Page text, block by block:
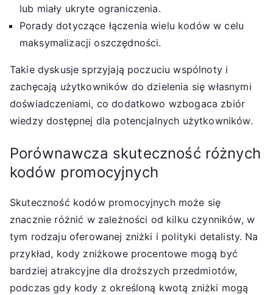
lub miały ukryte ograniczenia.
Porady dotyczące łączenia wielu kodów w celu
maksymalizacji oszczędności.
Takie dyskusje sprzyjają poczuciu wspólnoty i
zachęcają użytkowników do dzielenia się własnymi
doświadczeniami, co dodatkowo wzbogaca zbiór
wiedzy dostępnej dla potencjalnych użytkowników.
Porównawcza skuteczność różnych
kodów promocyjnych
Skuteczność kodów promocyjnych może się
znacznie różnić w zależności od kilku czynników, w
tym rodzaju oferowanej zniżki i polityki detalisty. Na
przykład, kody zniżkowe procentowe mogą być
bardziej atrakcyjne dla droższych przedmiotów,
podczas gdy kody z określoną kwotą zniżki mogą